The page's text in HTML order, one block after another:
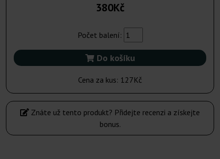
380Kč
Počet balení:
Do košíku
Cena za kus: 127Kč
Znáte už tento produkt? Přidejte recenzi a získejte
bonus.